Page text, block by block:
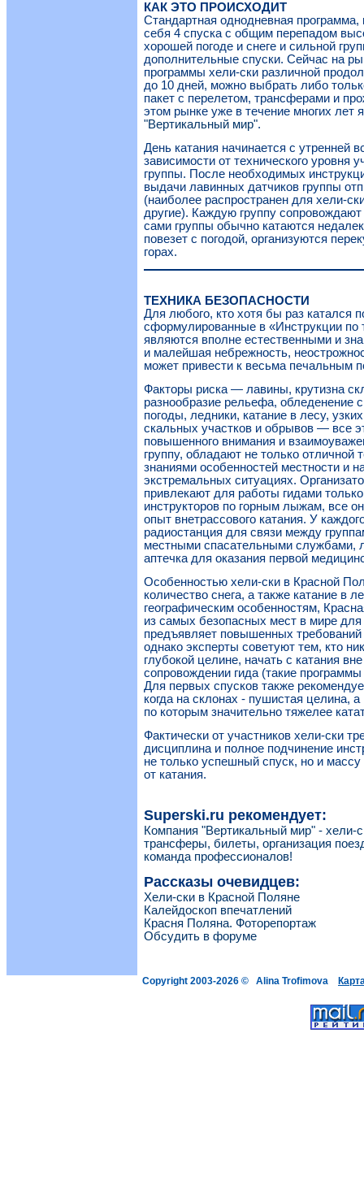
КАК ЭТО ПРОИСХОДИТ
Стандартная однодневная программа,
себя 4 спуска с общим перепадом
хорошей погоде и снеге и сильной
дополнительные спуски. Сейчас на
программы хели-ски различной
до 10 дней, можно выбрать либо
пакет с перелетом, трансферами и
этом рынке уже в течение многих лет
"Вертикальный мир".
День катания начинается с утренней
зависимости от технического уровня
группы. После необходимых
выдачи лавинных датчиков группы
(наиболее распространен для хели-
другие). Каждую группу сопровождают
сами группы обычно катаются
повезет с погодой, организуются
горах.
ТЕХНИКА БЕЗОПАСНОСТИ
Для любого, кто хотя бы раз катался
сформулированные в «Инструкции по
являются вполне естественными и
и малейшая небрежность,
может привести к весьма печальным
Факторы риска — лавины, крутизна
разнообразие рельефа, обледенение
погоды, ледники, катание в лесу,
скальных участков и обрывов — все
повышенного внимания и
группу, обладают не только отличной
знаниями особенностей местности и
экстремальных ситуациях.
привлекают для работы гидами
инструкторов по горным лыжам, все
опыт внетрассового катания. У
радиостанция для связи между
местными спасательными службами,
аптечка для оказания первой
Особенностью хели-ски в Красной
количество снега, а также катание в
географическим особенностям,
из самых безопасных мест в мире
предъявляет повышенных требований
однако эксперты советуют тем, кто
глубокой целине, начать с катания
сопровождении гида (такие
Для первых спусков также
когда на склонах - пушистая целина,
по которым значительно тяжелее
Фактически от участников хели-ски
дисциплина и полное подчинение
не только успешный спуск, но и
от катания.
Superski.ru рекомендует:
Компания "Вертикальный мир" - хели-
трансферы, билеты, организация
команда профессионалов!
Рассказы очевидцев:
Хели-ски в Красной Поляне
Калейдоскоп впечатлений
Красня Поляна. Фоторепортаж
Обсудить в форуме
Copyright 2003-2026 © Alina Trofimova